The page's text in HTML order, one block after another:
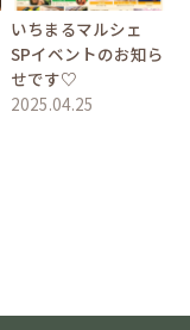
いちまるマルシェ
SPイベントのお知ら
せです♡
2025.04.25